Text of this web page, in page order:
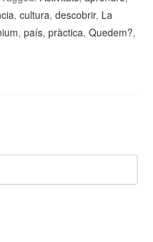
,cultura,descobrir, La
,país,pràctica,Quedem?,